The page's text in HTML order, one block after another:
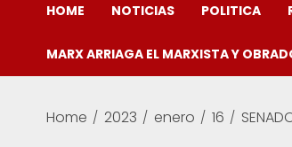
HOME NOTICIAS POLITICA
MARX ARRIAGA EL MARXISTA Y
Home 2023 enero 16